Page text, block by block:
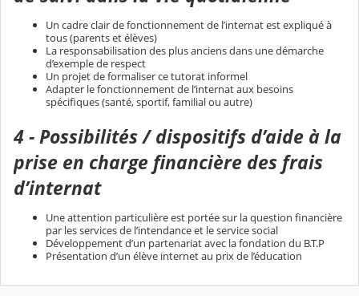
Un cadre clair de fonctionnement de l’internat est expliqué à
tous (parents et élèves)
La responsabilisation des plus anciens dans une démarche
d’exemple de respect
Un projet de formaliser ce tutorat informel
Adapter le fonctionnement de l’internat aux besoins
spécifiques (santé, sportif, familial ou autre)
4 - Possibilités / dispositifs d’aide à la
prise en charge financière des frais
d’internat
Une attention particulière est portée sur la question financière
par les services de l’intendance et le service social
Développement d’un partenariat avec la fondation du B.T.P
Présentation d’un élève internet au prix de l’éducation